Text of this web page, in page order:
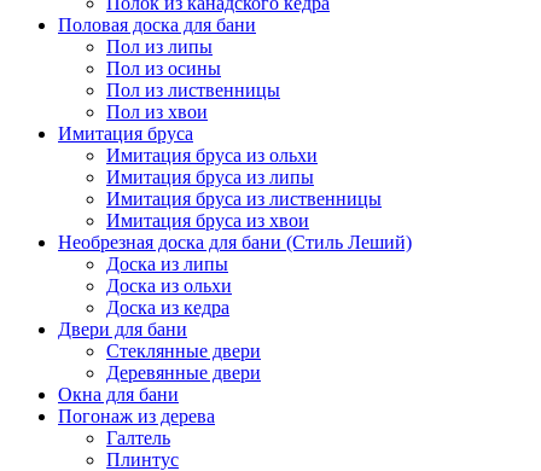
Половая доска для бани
Пол из липы
Пол из осины
Пол из лиственницы
Пол из хвои
Имитация бруса
Имитация бруса из ольхи
Имитация бруса из липы
Имитация бруса из лиственницы
Имитация бруса из хвои
Необрезная доска для бани (Стиль Леший)
Доска из липы
Доска из ольхи
Доска из кедра
Двери для бани
Стеклянные двери
Деревянные двери
Окна для бани
Погонаж из дерева
Галтель
Плинтус